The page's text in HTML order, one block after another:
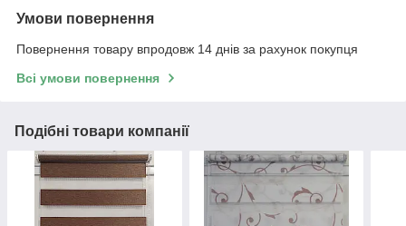
Умови повернення
Повернення товару впродовж 14 днів за рахунок покупця
Всі умови повернення
Подібні товари компанії